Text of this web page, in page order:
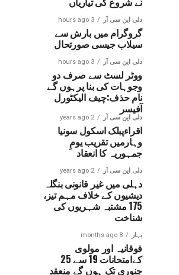
دلی این سی آر 3 hours ago
گروگرام میں بارش سے
سیلاب جیسی صورتحال
دلی این سی آر 3 hours ago
ووٹر لسٹ سے صرف دو
وجوہات کی بنا پرہوں گے
نام حذف:چیف الیکٹورل
آفیسر
دلی این سی آر 2 years ago
اقراءپبلک اسکول سونیا
وہارمیں تقریب یومِ
جمہوریہ کا انعقاد
دلی این سی آر 2 years ago
دہلی میں غیر قانونی بنگلہ
دیشیوں کے خلاف مہم تیز،
175 مشتبہ شہریوں کی
شناخت
بہار 8 months ago
فوقانیہ اور مولوی
کےامتحانات 19 سے 25
جنوری تک ہوں گے منعقد